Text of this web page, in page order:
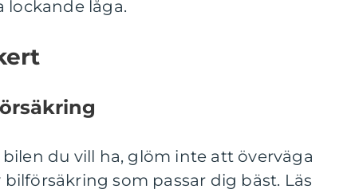
lockande låga.
du vill ha, glöm inte att överväga
som passar dig bäst. Läs